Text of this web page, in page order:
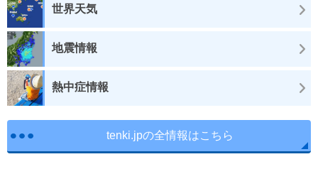
世界天気
地震情報
熱中症情報
tenki.jpの全情報はこちら